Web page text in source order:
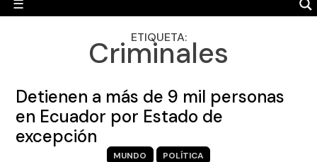
☰
CAMALEÓN
OPINIÓN
ENGLISH SECTION
ETIQUETA:
Criminales
Detienen a más de 9 mil personas
en Ecuador por Estado de
excepción
MUNDO
POLÍTICA